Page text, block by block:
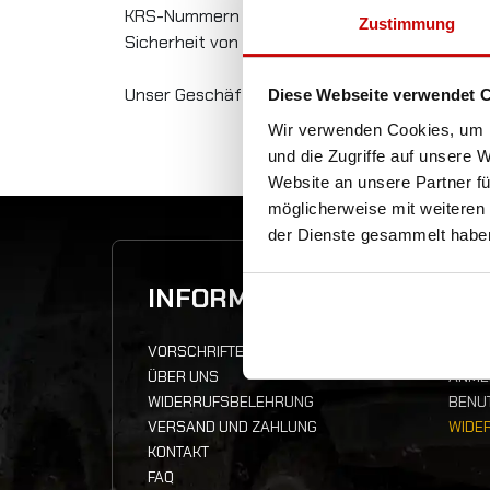
Zustimmung
Diese Webseite verwendet
Wir verwenden Cookies,
und die Zugriffe auf unsere
Website an unsere Partner
möglicherweise mit
der Dienste gesammelt
KRS-Nummern 0000047119, NIP
Sicherheit von Zahlungen und persönlichen
Unser Geschäft hat ein SSL-Protokoll
INFORMATIONEN
VORSCHRIFTEN
ÜBER UNS
WIDERRUFSBELEHRUNG
VERSAND UND ZAHLUNG
KONTAKT
FAQ